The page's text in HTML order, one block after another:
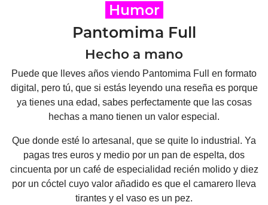
Humor
Pantomima Full
Hecho a mano
Puede que lleves años viendo Pantomima Full en formato
digital, pero tú, que si estás leyendo una reseña es porque
ya tienes una edad, sabes perfectamente que las cosas
hechas a mano tienen un valor especial.
Que donde esté lo artesanal, que se quite lo industrial. Ya
pagas tres euros y medio por un pan de espelta, dos
cincuenta por un café de especialidad recién molido y diez
por un cóctel cuyo valor añadido es que el camarero lleva
tirantes y el vaso es un pez.